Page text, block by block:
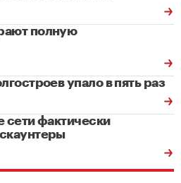
полную
упало в пять раз
сети фактически